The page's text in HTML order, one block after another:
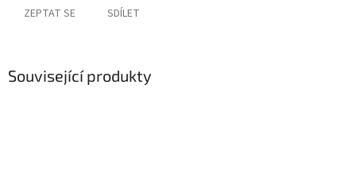
ZEPTAT SE SDÍLET
Související produkty